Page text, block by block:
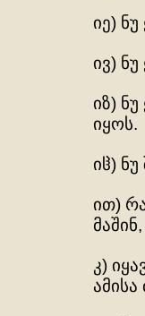
იე)
ივ)
იზ)
იყოს.
იჱ)
ით)
კ)